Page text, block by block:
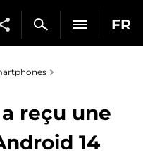
FR
a reçu une
14